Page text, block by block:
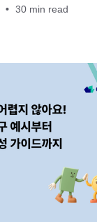
30 min read